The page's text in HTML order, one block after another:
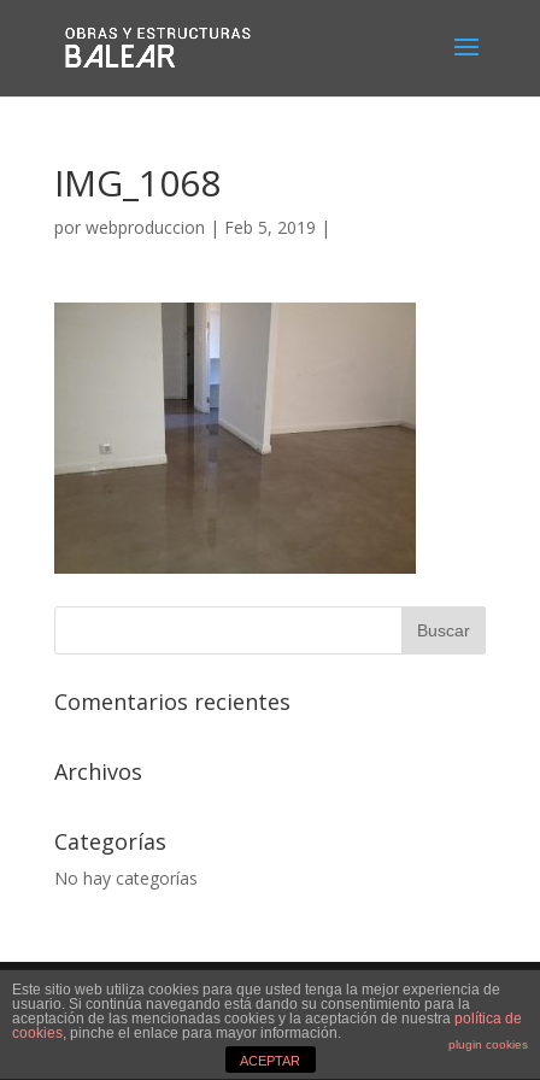
IMG_1068
por webproduccion | Feb 5, 2019 |
Comentarios recientes
Archivos
Categorías
No hay categorías
Desarrollado pordecaprint
Este sitio web utiliza cookies para que usted tenga la mejor experiencia de
usuario. Si continúa navegando está dando su consentimiento para la
aceptación de las mencionadas cookies y la aceptación de nuestra política de
cookies, pinche el enlace para mayor información.
plugin cookies
ACEPTAR